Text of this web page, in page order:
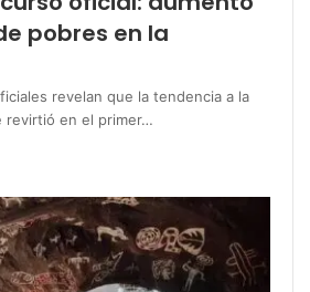
pobres en la
revelan que la tendencia a la
revirtió en el primer…